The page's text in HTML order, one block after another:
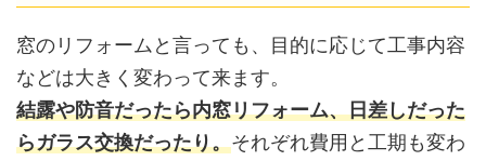
窓のリフォームと言っても、目的に応じて工事内容
などは大きく変わって来ます。
結露や防音だったら内窓リフォーム、日差しだった
らガラス交換だったり。それぞれ費用と工期も変わ